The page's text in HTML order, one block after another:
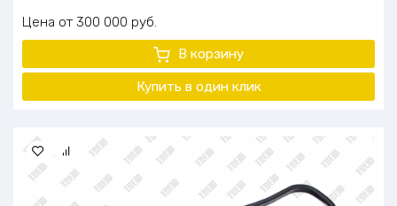
Охлаждение: жидкостное с принудительной циркуляцией
Маслоёмкость картера: 19 л (верхний уровень), 16 л
Мультиязычная комплектация навесного оборудования:
стартер, генератор, турбина, компрессор
Экологический класс: Евро-3
Габариты: 692 × 492 × 1 100 мм (L×W×H)
Цена 300 000 руб.
В корзину
Купить в один клик